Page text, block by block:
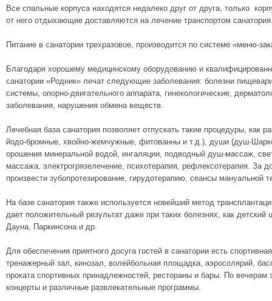
Все спальные корпуса находятся недалеко друг от друга, только
от него отдыхающие доставляются на лечение транспортом
Питание в санатории трехразовое, производится по системе «меню-
Благодаря хорошему медицинскому оборудованию и
санатории «Родник» лечат следующие заболевания: болезни
системы, опорно-двигательного аппарата, гинекологические,
заболевания, нарушения обмена веществ.
Лечебная база санатория позволяет отпускать такие процедуры, как
йодо-бромные, хвойно-жемчужные, фитованны и т.д.), души (душ-
орошения минеральной водой, ингаляции, подводный душ-массаж,
массажа, электрогрязелечение, психотерапия, рефлексотерапия. За
произвести зубопротезирование, гирудотерапию, сеансы мануальной
На базе санатория также используется новейший метод
дает положительный результат даже при таких болезнях, как детский
Дауна, Паркинсона и др.
Для обеспечения приятного досуга гостей в санатории есть
тренажерный зал, кинозал, волейбольная площадка, аэросолярий,
проката спортивных принадлежностей, рестораны и бары. По вечерам
концерты и различные развлекательные программы.